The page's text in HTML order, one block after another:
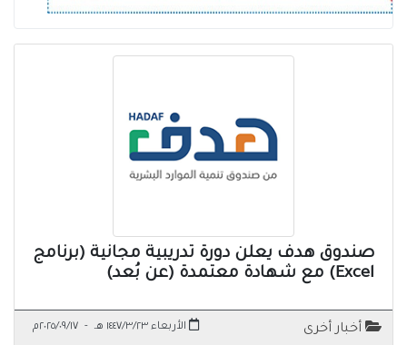
صندوق هدف يعلن دورة تدريبية مجانية (برنامج
Excel) مع شهادة معتمدة (عن بُعد)
أخبار أخرى الأربعاء ١٤٤٧/٣/٢٣ هـ - ٢٠٢٥/٠٩/١٧م